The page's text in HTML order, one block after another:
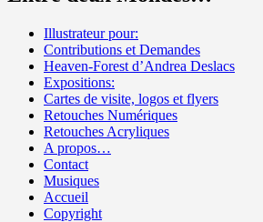
Illustrateur pour:
Contributions et Demandes
Heaven-Forest d’Andrea Deslacs
Expositions:
Cartes de visite, logos et flyers
Retouches Numériques
Retouches Acryliques
A propos…
Contact
Musiques
Accueil
Copyright